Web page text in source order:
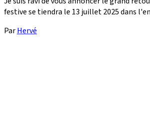
festive se tiendra le 13 juillet 2025 dans
ParHervé